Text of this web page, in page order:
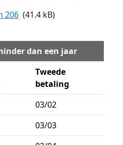
206 (41.4 kB)
dan een jaar
Tweede
betaling
03/02
03/03